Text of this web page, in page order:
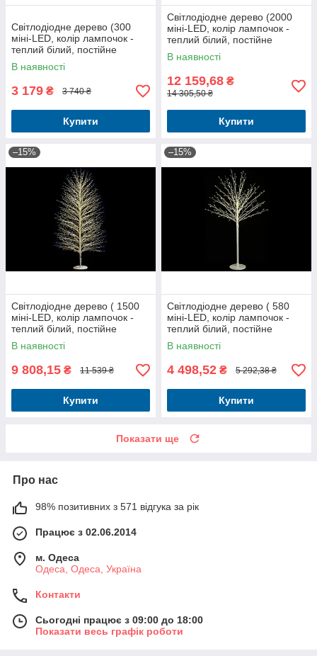
Світлодіодне дерево (300
міні-LED, колір лампочок -
теплий білий, постійне
світіння), 120см, колір -
чорний
В наявності
3 179 ₴ 3 740 ₴
Купити
Світлодіодне дерево (2000
міні-LED, колір лампочок -
теплий білий, постійне
світіння), 180см, колір -
чорний
В наявності
12 159,68 ₴
14 305,50 ₴
Купити
–15%
Світлодіодне дерево ( 1500
міні-LED, колір лампочок -
теплий білий, постійне
світіння), 150см, колір - білий
В наявності
9 808,15 ₴ 11 539 ₴
Купити
–15%
Світлодіодне дерево ( 580
міні-LED, колір лампочок -
теплий білий, постійне
світіння), 150см, колір - білий
В наявності
4 498,52 ₴ 5 292,38 ₴
Купити
Показати ще
Про нас
98% позитивних з 571 відгука за рік
Працює з 02.06.2014
м. Одеса
Одеса, Одеса, Україна
Контакти
Сьогодні працює з 09:00 до 18:00
Показати весь графік роботи